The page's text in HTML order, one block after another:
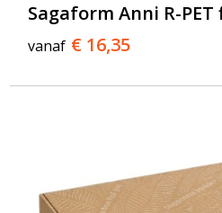
Sagaform Anni R-PET
vanaf € 16,35